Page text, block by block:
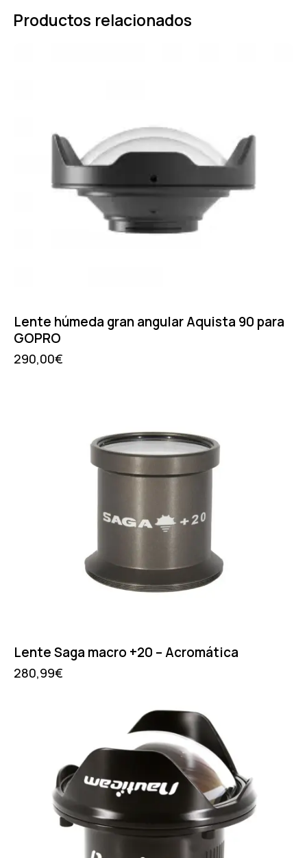
Productos relacionados
Lente húmeda gran angular Aquista 90 para
GOPRO
290,00€
Lente Saga macro +20 – Acromática
280,99€